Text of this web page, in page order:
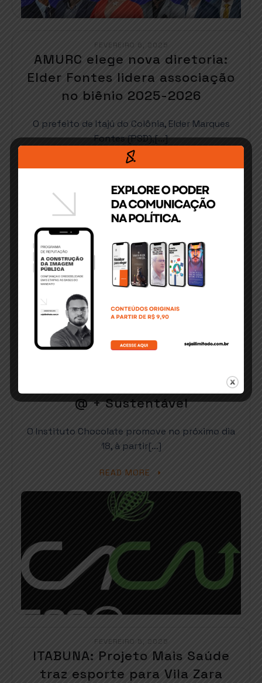
FEVEREIRO 6, 2025
AMURC elege nova diretoria:
Elder Fontes lidera associação
no biênio 2025-2026
O prefeito de Itajú do Colônia, Elder Marques
Fontes (PSD),[…]
READ MORE
ITABUNA: Instituto Chocolate
Pacote Tecnológico Cacau 500
@ + Sustentável
O Instituto Chocolate promove no próximo dia
18, à partir[…]
READ MORE
FEVEREIRO 5, 2025
ITABUNA: Projeto Mais Saúde
traz esporte para Vila Zara